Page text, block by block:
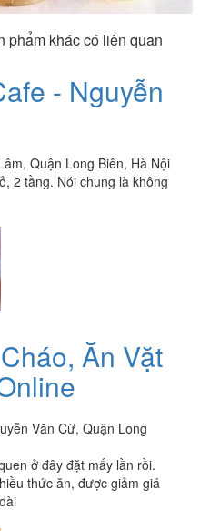
phẩm khác có liên quan
- Nguyễn
Quận Long Biên, Hà Nội
2 tầng. Nói chung là không
Ăn Vặt
Văn Cừ, Quận Long
ở đây đặt mấy lần rồi.
thức ăn, được giảm giá